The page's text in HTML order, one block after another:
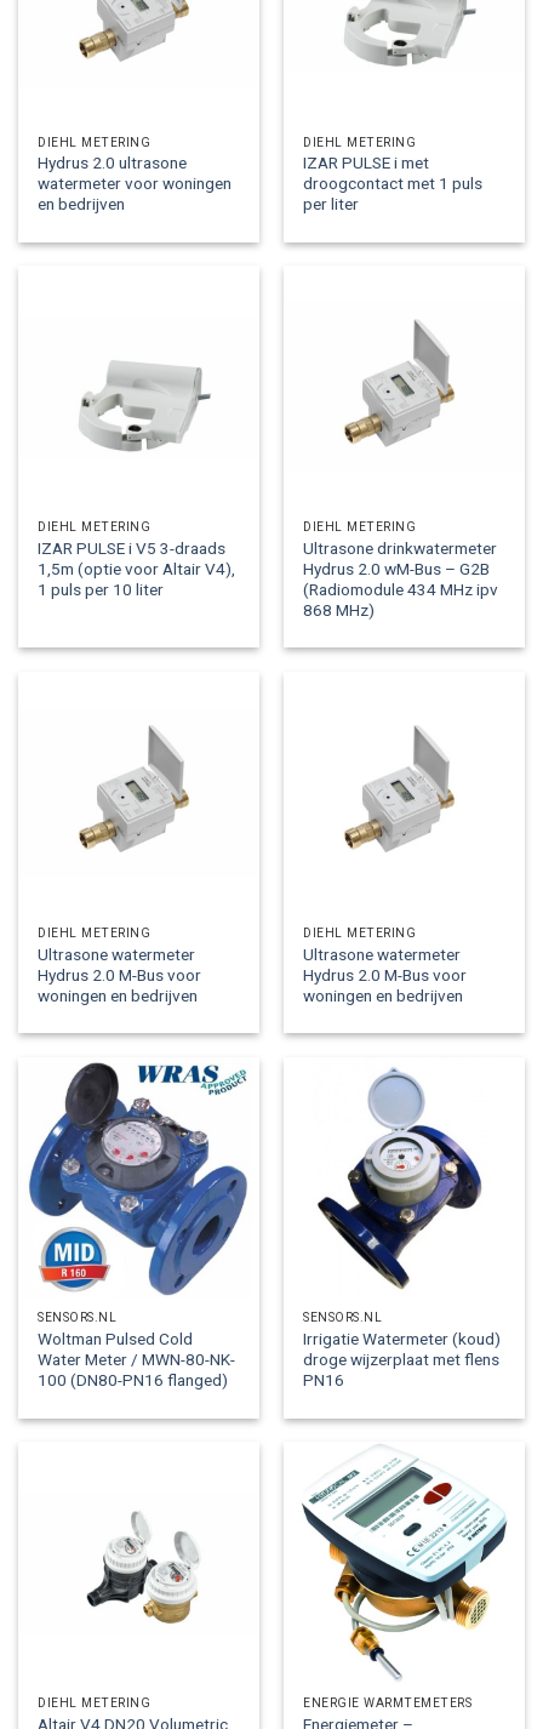
DIEHL METERING
Hydrus 2.0 ultrasone
watermeter voor woningen
en bedrijven
DIEHL METERING
IZAR PULSE i met
droogcontact met 1 puls
per liter
DIEHL METERING
IZAR PULSE i V5 3-draads
1,5m (optie voor Altair V4),
1 puls per 10 liter
DIEHL METERING
Ultrasone drinkwatermeter
Hydrus 2.0 wM-Bus – G2B
(Radiomodule 434 MHz ipv
868 MHz)
DIEHL METERING
Ultrasone watermeter
Hydrus 2.0 M-Bus voor
woningen en bedrijven
DIEHL METERING
Ultrasone watermeter
Hydrus 2.0 M-Bus voor
woningen en bedrijven
SENSORS.NL
Woltman Pulsed Cold
Water Meter / MWN-80-NK-
100 (DN80-PN16 flanged)
SENSORS.NL
Irrigatie Watermeter (koud)
droge wijzerplaat met flens
PN16
DIEHL METERING
Altair V4 DN20 Volumetric
ENERGIE WARMTEMETERS
Energiemeter –